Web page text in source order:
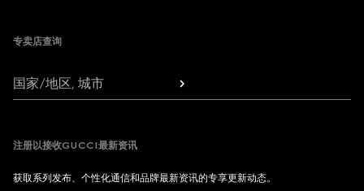
专卖店查询
国家/地区, 城市
注册以接收GUCCI最新资讯
获取系列发布、个性化通信和品牌最新资讯的专享更新动态。